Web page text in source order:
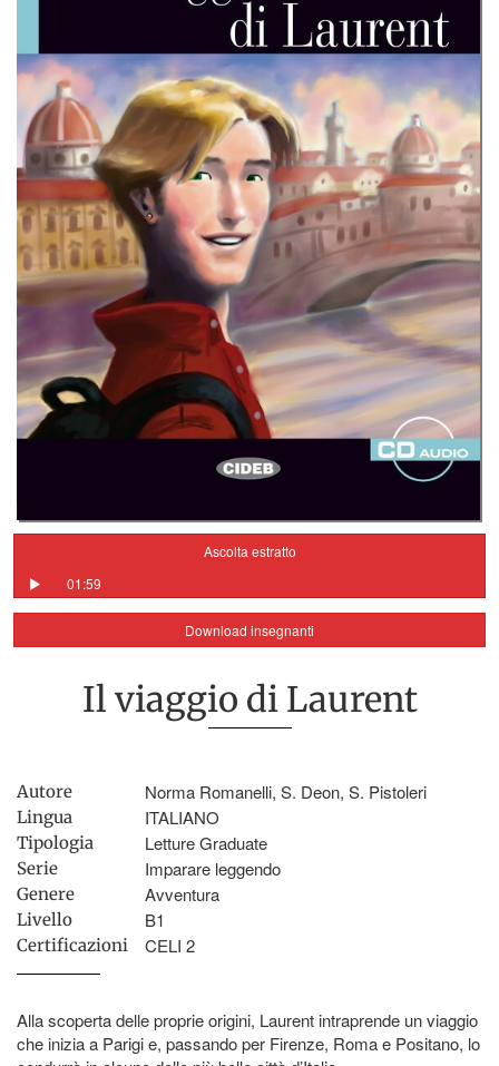
Ascolta estratto
01:59
Download insegnanti
Il viaggio di Laurent
Autore Norma Romanelli, S. Deon, S. Pistoleri
Lingua ITALIANO
Tipologia Letture Graduate
Serie Imparare leggendo
Genere Avventura
Livello B1
Certificazioni CELI 2
Alla scoperta delle proprie origini, Laurent intraprende un viaggio
che inizia a Parigi e, passando per Firenze, Roma e Positano, lo